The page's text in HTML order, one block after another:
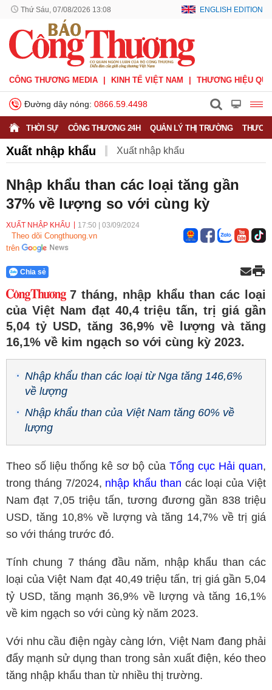
Thứ Sáu, 07/08/2026 13:08 ENGLISH EDITION
CÔNG THƯƠNG MEDIA KINH TẾ VIỆT NAM THƯƠNG HIỆU
Đường dây nóng: 0866.59.4498
THỜI SỰ CÔNG THƯƠNG 24H QUẢN LÝ THỊ TRƯỜNG
Xuất nhập khẩu Xuất nhập khẩu
Phòng vệ thương mại
Xuất xứ hàng hóa Xúc tiến thương mại
Thương mại điện tử
Nhập khẩu than các loại tăng gần
37% về lượng so với cùng kỳ
XUẤT NHẬP KHẨU 17:50 03/09/2024
Theo dõi Congthuong.vn
trên
Chia sẻ
7 tháng, nhập khẩu than các loại
của Việt Nam đạt 40,4 triệu tấn, trị giá gần
5,04 tỷ USD, tăng 36,9% về lượng và tăng
16,1% về kim ngạch so với cùng kỳ 2023.
Nhập khẩu than các loại từ Nga tăng 146,6%
về lượng
Nhập khẩu than của Việt Nam tăng 60% về
lượng
Theo số liệu thống kê sơ bộ củaTổng cục Hải quan,
trong tháng 7/2024, nhập khẩu than các loại của Việt
Nam đạt 7,05 triệu tấn, tương đương gần 838 triệu
USD, tăng 10,8% về lượng và tăng 14,7% về trị giá
so với tháng trước đó.
Tính chung 7 tháng đầu năm, nhập khẩu than các
loại của Việt Nam đạt 40,49 triệu tấn, trị giá gần 5,04
tỷ USD, tăng mạnh 36,9% về lượng và tăng 16,1%
về kim ngạch so với cùng kỳ năm 2023.
Với nhu cầu điện ngày càng lớn, Việt Nam đang phải
đẩy mạnh sử dụng than trong sản xuất điện, kéo theo
tăng nhập khẩu than từ nhiều thị trường.